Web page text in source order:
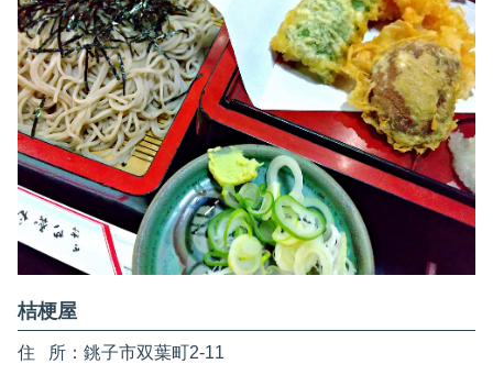
桔梗屋
住 所：銚子市双葉町2-11